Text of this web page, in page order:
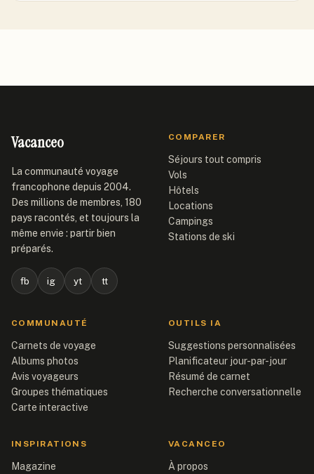
Vacanceo
La communauté voyage
francophone depuis 2004.
Des millions de membres, 180
pays racontés, et toujours la
même envie : partir bien
préparés.
fb ig yt tt
COMPARER
Séjours tout compris
Vols
Hôtels
Locations
Campings
Stations de ski
COMMUNAUTÉ
Carnets de voyage
Albums photos
Avis voyageurs
Groupes thématiques
Carte interactive
OUTILS IA
Suggestions personnalisées
Planificateur jour-par-jour
Résumé de carnet
Recherche conversationnelle
INSPIRATIONS
Magazine
VACANCEO
À propos